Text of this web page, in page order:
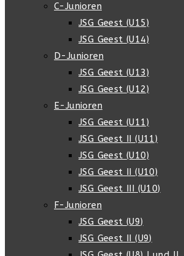
C-Junioren
JSG Geest (U15)
JSG Geest (U14)
D-Junioren
JSG Geest (U13)
JSG Geest (U12)
E-Junioren
JSG Geest (U11)
JSG Geest II (U11)
JSG Geest (U10)
JSG Geest II (U10)
JSG Geest III (U10)
F-Junioren
JSG Geest (U9)
JSG Geest II (U9)